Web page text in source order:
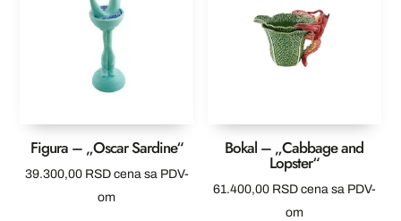
Figura – „Oscar Sardine“
39.300,00 RSD cena sa PDV-
om
Bokal – „Cabbage and
Lopster“
61.400,00 RSD cena sa PDV-
om